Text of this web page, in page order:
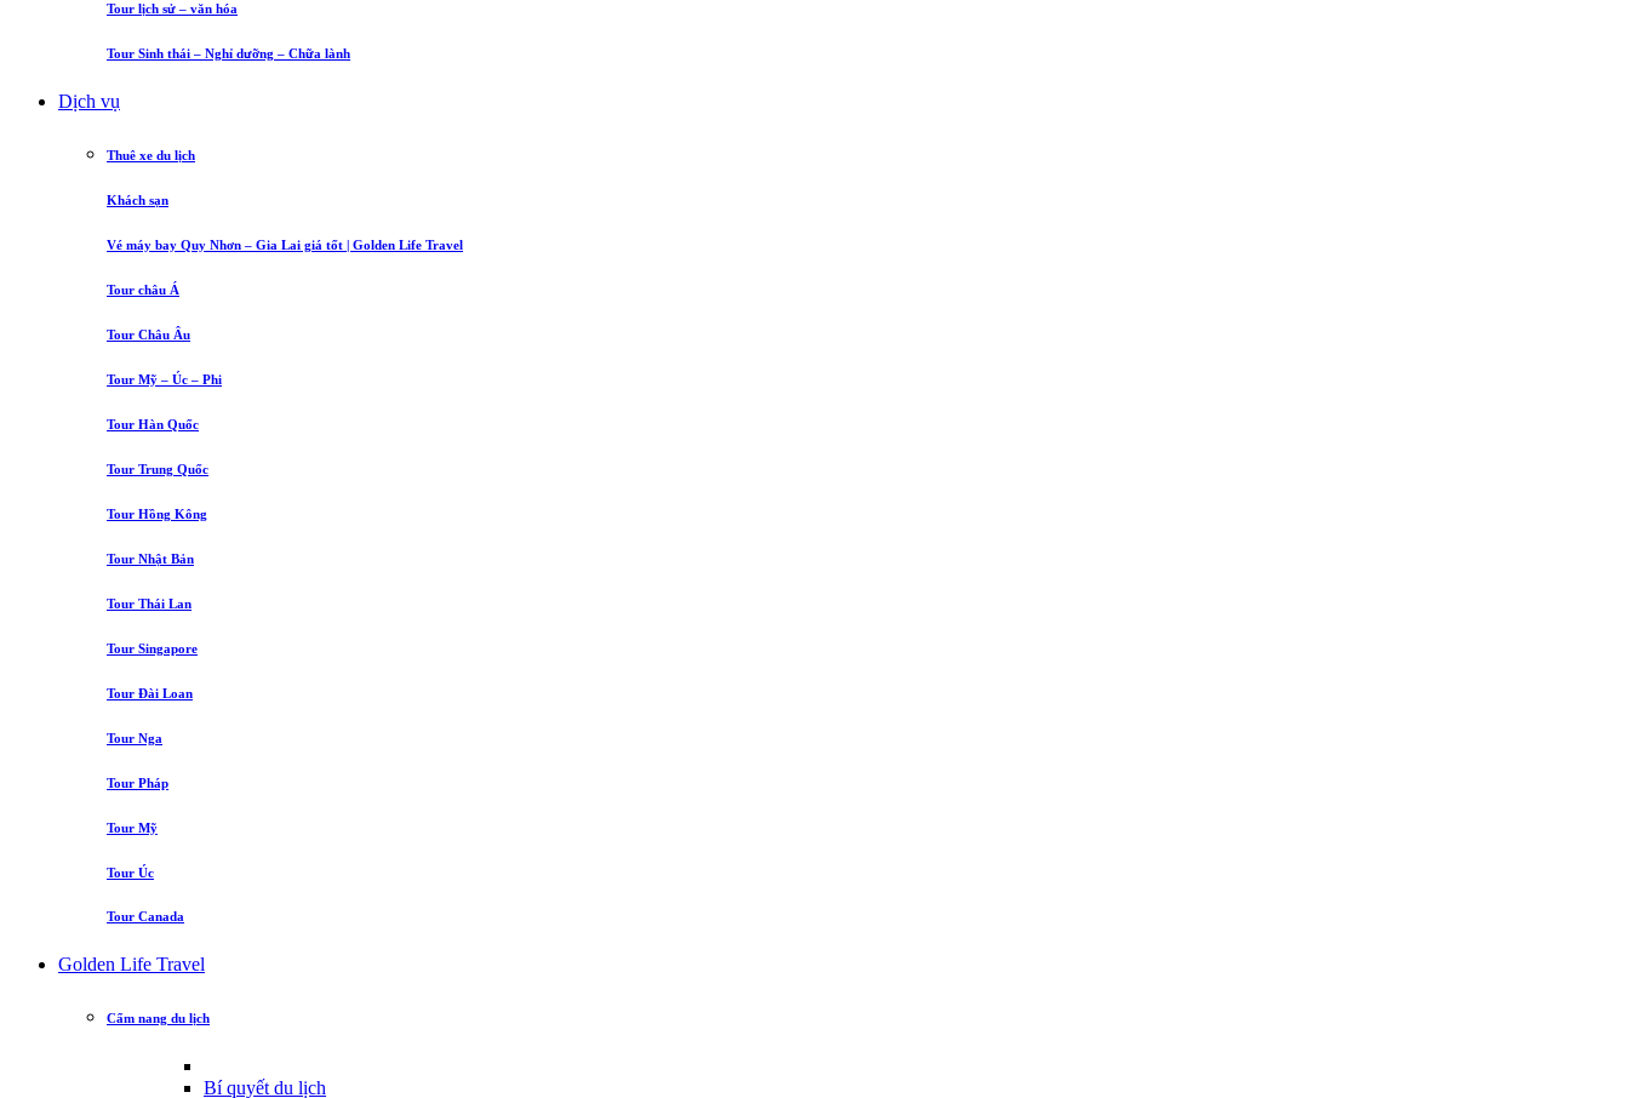
Tour lịch sử – văn hóa
Tour Sinh thái – Nghỉ dưỡng – Chữa lành
Dịch vụ
Thuê xe du lịch
Khách sạn
Vé máy bay Quy Nhơn – Gia Lai giá tốt | Golden Life Travel
Tour châu Á
Tour Châu Âu
Tour Mỹ – Úc – Phi
Tour Hàn Quốc
Tour Trung Quốc
Tour Hồng Kông
Tour Nhật Bản
Tour Thái Lan
Tour Singapore
Tour Đài Loan
Tour Nga
Tour Pháp
Tour Mỹ
Tour Úc
Tour Canada
Golden Life Travel
Cẩm nang du lịch
Bí quyết du lịch